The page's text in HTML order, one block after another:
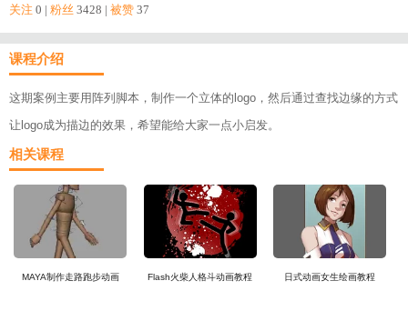
关注 0 | 粉丝 3428 | 被赞 37
课程介绍
这期案例主要用阵列脚本，制作一个立体的logo，然后通过查找边缘的方式
让logo成为描边的效果，希望能给大家一点小启发。
相关课程
MAYA制作走路跑步动画 Flash火柴人格斗动画教程 日式动画女生绘画教程